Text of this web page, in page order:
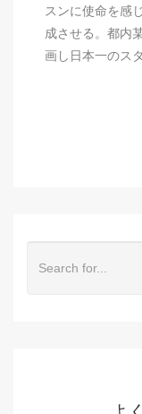
スンに使命を感
成させる。都内
画し日本一のス